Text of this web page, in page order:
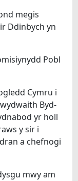
megis
Ddinbych yn
Pobl
Cymru i
Byd-
yr holl
y sir i
a chefnogi
mwy am